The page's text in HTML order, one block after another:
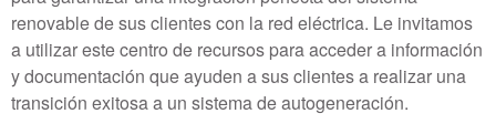
renovable de sus clientes con la red eléctrica. Le invitamos
a utilizar este centro de recursos para acceder a información
y documentación que ayuden a sus clientes a realizar una
transición exitosa a un sistema de autogeneración.